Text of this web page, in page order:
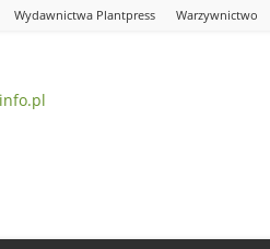
Wydawnictwa Plantpress Warzywnictwo